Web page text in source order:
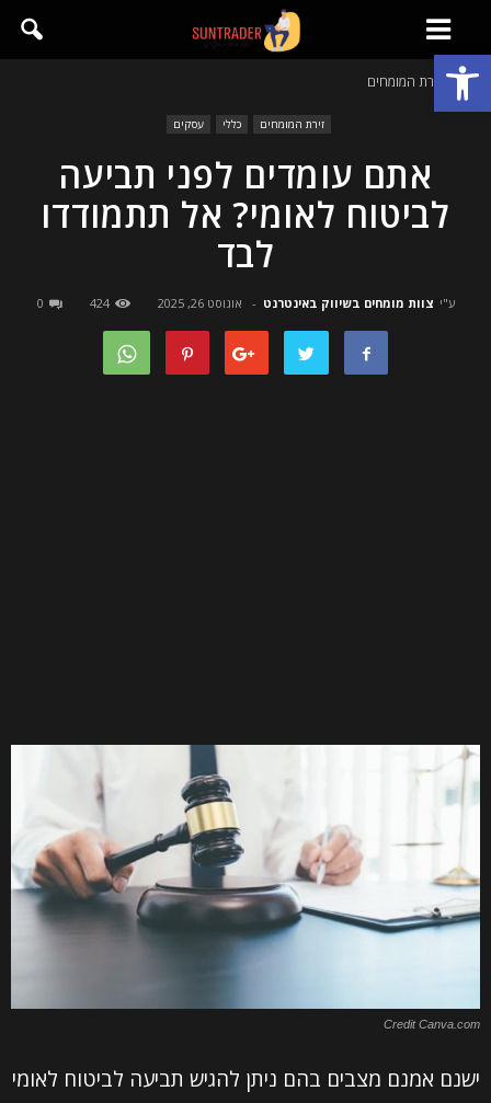
פתח סרגל נגישות
בית זירת המומחים
זירת המומחים כללי עסקים
אתם עומדים לפני תביעה
לביטוח לאומי? אל תתמודדו
לבד
ע"י צוות מומחים בשיווק באינטרנט - אוגוסט 26, 2025 424
0
Credit Canva.com
ישנם אמנם מצבים בהם ניתן להגיש תביעה לביטוח לאומי